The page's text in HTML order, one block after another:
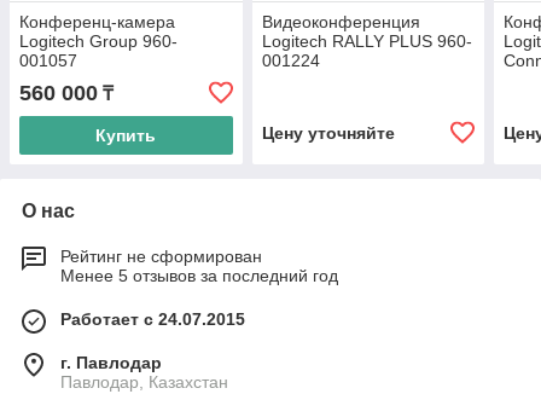
Конференц-камера
Logitech Group 960-
001057
560 000 ₸
Купить
Видеоконференция
Logitech RALLY PLUS 960-
001224
Цену уточняйте
О нас
Рейтинг не сформирован
Менее 5 отзывов за последний год
Работает с 24.07.2015
г. Павлодар
Павлодар, Казахстан